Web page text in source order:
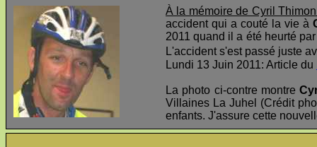
À la mémoire de Cyril
accident qui a couté la vie à
2011 quand il a été heurté
L'accident s'est passé juste
Lundi 13 Juin 2011: Article du
La photo ci-contre montre
Villaines La Juhel (Crédit
enfants. J'assure cette